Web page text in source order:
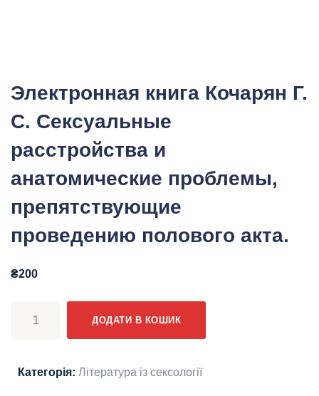
Электронная книга Кочарян Г.
С. Сексуальные
расстройства и
анатомические проблемы,
препятствующие
проведению полового акта.
₴200
ДОДАТИ В КОШИК
Категорія: Література із сексології